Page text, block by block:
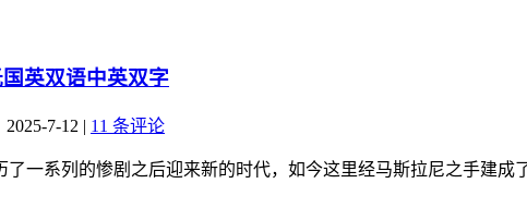
英双语中英双字
7-12 | 11 条评论
一系列的惨剧之后迎来新的时代，如今这里经马斯拉尼之手建成